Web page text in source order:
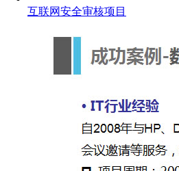
互联网安全审核项目